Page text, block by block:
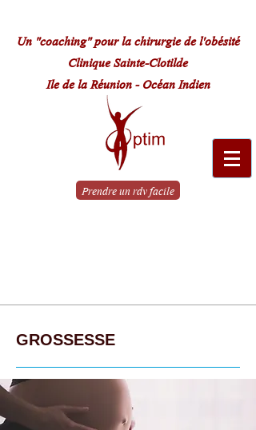
Un "coaching" pour la chirurgie de l'obésité
Clinique Sainte-Clotilde
Ile de la Réunion - Océan Indien
Prendre un rdv facile
GROSSESSE